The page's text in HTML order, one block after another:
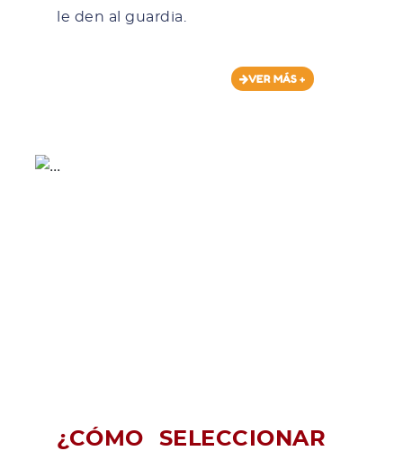
le den al guardia.
VER MÁS +
¿CÓMO SELECCIONAR